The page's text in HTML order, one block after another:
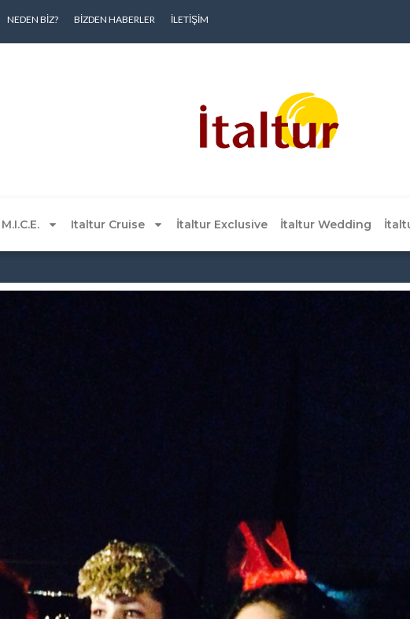
NEDEN BIZ? BIZDEN HABERLER İLETIŞIM
Italtur Cruise İtaltur Exclusive İtaltur Wedding